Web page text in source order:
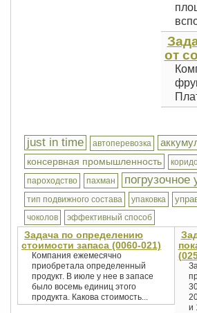
от
just in time автоперевозка
консервная промышленность
пароходство пахман погрузочное
тип подвижного состава упаковка
чоколов эффективный способ
Задача по определению
стоимости запаса (0060-021)
Компания ежемесячно
приобретала определенный
продукт. В июле у нее в запасе
было восемь единиц этого
продукта. Какова стоимость...
и